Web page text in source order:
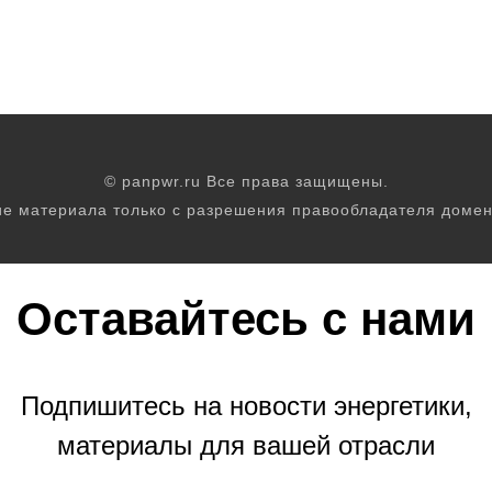
© panpwr.ru Все права защищены.
материала только с разрешения правообладателя
Оставайтесь с нами
Подпишитесь на новости энергетики,
материалы для вашей отрасли